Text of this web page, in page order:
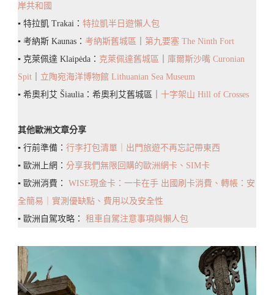
岸共和國
▪️ 特拉凱 Trakai： 特拉凱半日遊懶人包
▪️ 考納斯 Kaunas： 考納斯舊城區
第九要塞 The Ninth Fort
▪️ 克萊佩達 Klaipėda： 克萊佩達舊城區
庫爾斯沙嘴 Curonian
Spit
立陶宛海洋博物館 Lithuanian Sea Museum
▪️ 希奧利艾 Šiaulia：希奧利艾舊城區｜ 十字架山 Hill of Crosses
其他歐洲文章分享
▪️ 行前準備： 行李打包清單｜出門旅遊不再忘記帶東西
▪️ 歐洲上網： 分享我們無限回購的歐洲網卡、SIM卡
▪️ 歐洲消費： WISE現金卡：一卡在手 出國刷卡消費、轉帳：安
全簡易｜實測優缺點、費用以及安全性
▪️ 歐洲自駕攻略： 租車自駕注意事項與懶人包